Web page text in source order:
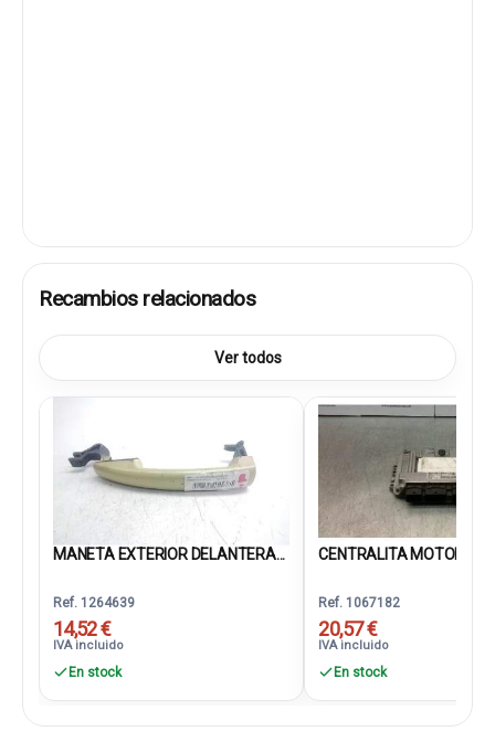
Recambios relacionados
Ver todos
MANETA EXTERIOR DELANTERA...
Ref. 1264639
14,52 €
IVA incluido
En stock
CENTRALITA MOTOR
Ref. 1067182
20,57 €
IVA incluido
En stock